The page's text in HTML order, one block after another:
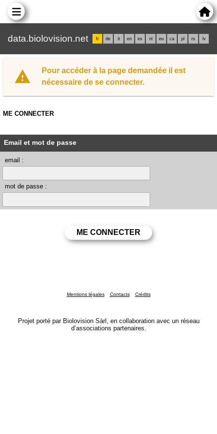
data.biolovision.net fr de it en es nl eu ca pl rs lv
Pour accéder à la page demandée il est
nécessaire de se connecter.
ME CONNECTER
Email et mot de passe
email :
mot de passe :
Mentions légales Contacts Crédits
Projet porté par Biolovision Sàrl, en collaboration avec un réseau
d’associations partenaires.